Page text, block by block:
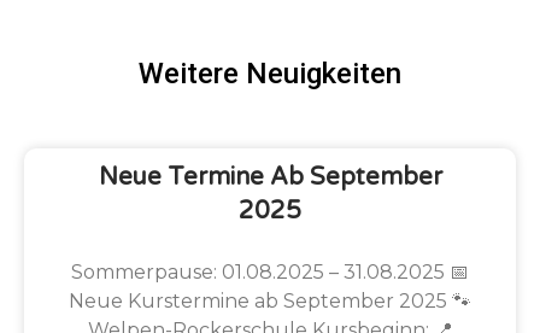
Weitere Neuigkeiten
Neue Termine Ab September
2025
Sommerpause: 01.08.2025 – 31.08.2025 📅
Neue Kurstermine ab September 2025 🐾